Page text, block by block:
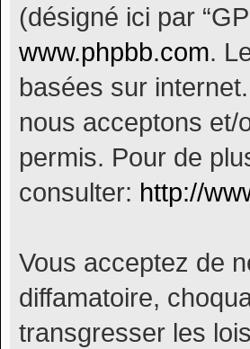
(désigné ici par
www.phpbb.com.
basées sur
nous acceptons et/
permis. Pour de
consulter: http://
Vous acceptez de
diffamatoire,
transgresser les